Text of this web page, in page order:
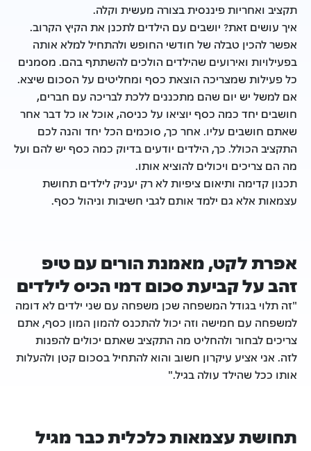
תקציב ואחריות פיננסית בצורה מעשית וקלה.
איך עושים זאת? יושבים עם הילדים לתכנן את הקיץ הקרוב.
אפשר להכין טבלה של חודשי החופש ולהתחיל למלא אותה
בפעילויות ואירועים שהילדים הולכים להשתתף בהם. מסמנים
כל פעילות שמצריכה הוצאת כסף ומחליטים על הסכום שיצא.
אם למשל יש יום שהם מתכננים ללכת לבריכה עם חברים,
חושבים יחד כמה כסף יוציאו על כניסה, אוכל או כל דבר אחר
שאתם חושבים עליו. אחר כך, סוכמים הכל יחד והנה לכם
התקציב הכולל. כך, הילדים יודעים בדיוק כמה כסף יש להם ועל
מה הם צריכים ויכולים להוציא אותו.
תכנון קדימה ותיאום ציפיות לא רק יעניק לילדים תחושת
עצמאות אלא גם ילמד אותם לגבי חשיבות וניהול כסף.
אפרת לקט, מאמנת הורים עם טיפ
זהב על קביעת סכום דמי הכיס לילדים
"זה תלוי בגודל המשפחה שכן משפחה עם שני ילדים לא דומה
למשפחה עם חמישה וזה יכול להתכנס להמון המון כסף, אתם
צריכים לבחור ולהחליט מה התקציב שאתם יכולים להפנות
לזה. אני אציע עיקרון חשוב והוא להתחיל בסכום קטן ולהעלות
אותו ככל שהילד עולה בגיל."
תחושת עצמאות כלכלית כבר מגיל